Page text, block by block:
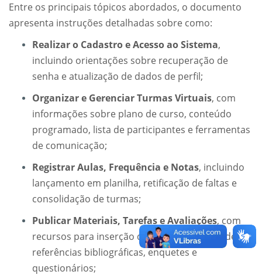
Entre os principais tópicos abordados, o documento
apresenta instruções detalhadas sobre como:
Realizar o Cadastro e Acesso ao Sistema,
incluindo orientações sobre recuperação de
senha e atualização de dados de perfil;
Organizar e Gerenciar Turmas Virtuais, com
informações sobre plano de curso, conteúdo
programado, lista de participantes e ferramentas
de comunicação;
Registrar Aulas, Frequência e Notas, incluindo
lançamento em planilha, retificação de faltas e
consolidação de turmas;
Publicar Materiais, Tarefas e Avaliações, com
recursos para inserção de arquivos, links, vídeos,
referências bibliográficas, enquetes e
questionários;